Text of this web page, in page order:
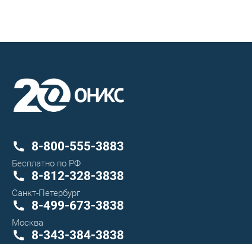
8-800-555-3883
Бесплатно по РФ
8-812-328-3838
Санкт-Петербург
8-499-673-3838
Москва
8-343-384-3838